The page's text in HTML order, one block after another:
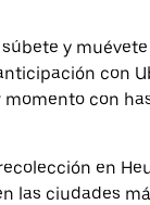
y
con
con
en
las ciudades